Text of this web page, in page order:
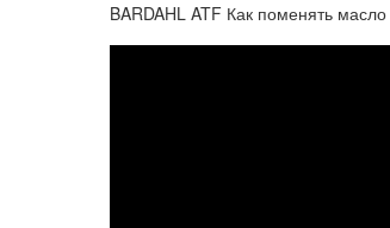
BARDAHL ATF Как поменять